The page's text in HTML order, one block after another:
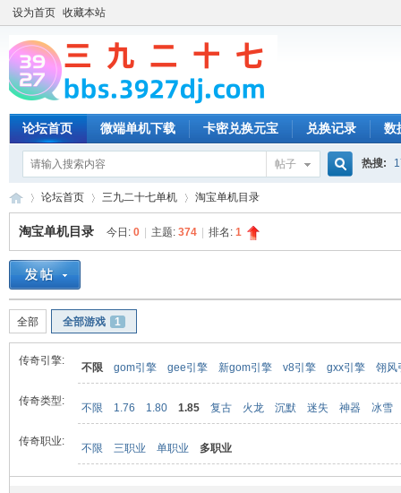
设为首页 收藏本站
论坛首页 微端单机下载 卡密兑换元宝 兑换记录 数
帖子 热搜:
»
论坛首页 三九二十七单机 淘宝单机目录
淘宝单机目录 今日: 0 主题: 374 排名: 1
全部 全部游戏 1
传奇引擎:
不限 gom引擎 gee引擎 新gom引擎 v8引擎 gxx引擎 翎风
传奇类型:
不限 1.76 1.80 1.85 复古 火龙 沉默 迷失 神器 冰雪
传奇职业:
不限 三职业 单职业 多职业